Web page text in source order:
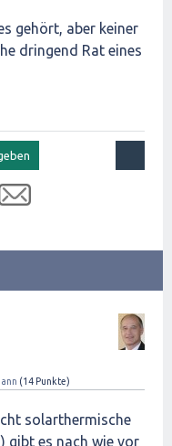
gehört, aber keiner
dringend Rat eines
(14 Punkte)
solarthermische
gibt es nach wie vor